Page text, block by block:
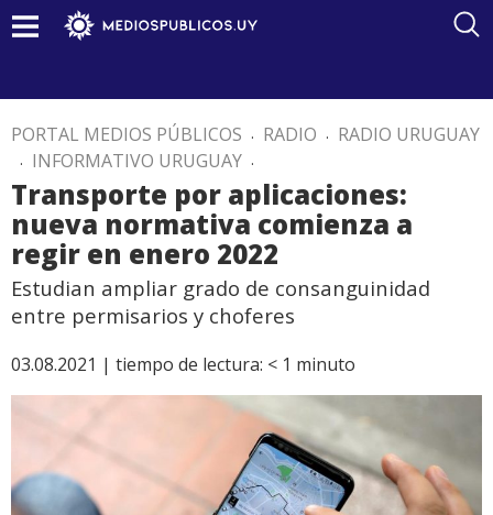
PORTAL MEDIOS PÚBLICOS . RADIO . RADIO URUGUAY
. INFORMATIVO URUGUAY .
Transporte por aplicaciones:
nueva normativa comienza a
regir en enero 2022
Estudian ampliar grado de consanguinidad
entre permisarios y choferes
03.08.2021 | tiempo de lectura: < 1 minuto